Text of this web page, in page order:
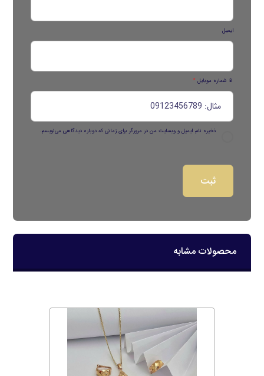
ایمیل
📱 شماره موبایل *
ذخیره نام، ایمیل و وبسایت من در مرورگر برای زمانی که دوباره دیدگاهی می‌نویسم.
محصولات مشابه